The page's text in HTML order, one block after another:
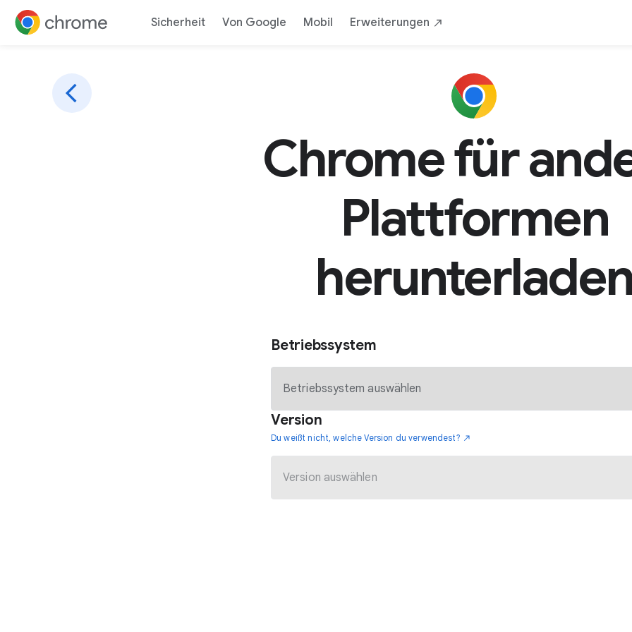
Sicherheit Von Google Mobil Erweiterungen
Chrome für
Plattformen
herunterladen
Betriebssystem
Version
Du weißt nicht, welche Version du verwendest?